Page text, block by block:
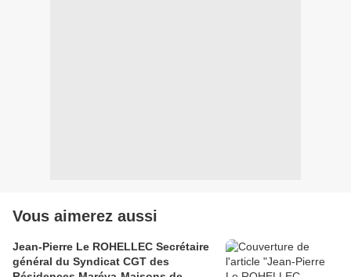
Vous aimerez aussi
Jean-Pierre Le ROHELLEC Secrétaire
général du Syndicat CGT des